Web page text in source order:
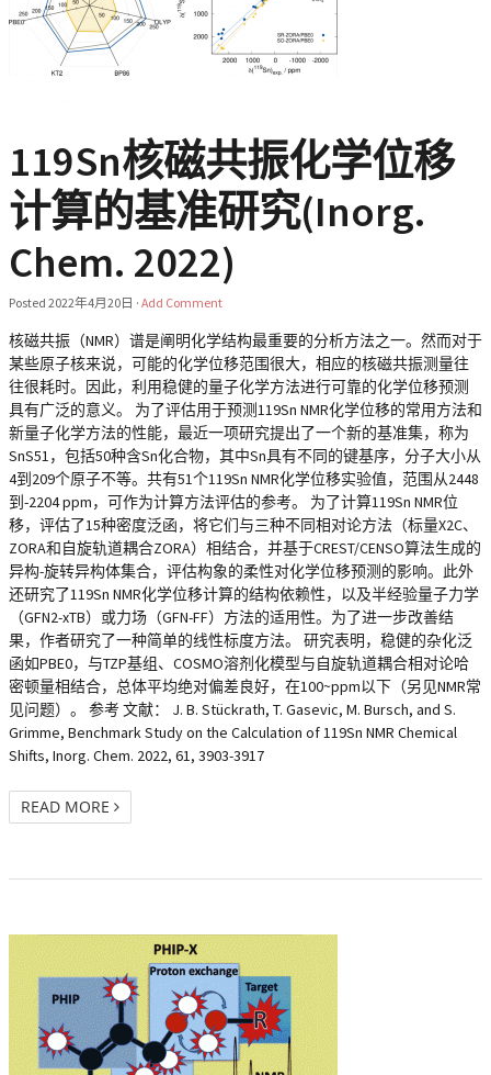
119Sn核磁共振化学位移
计算的基准研究(Inorg.
Chem. 2022)
Posted 2022年4月20日 · Add Comment
核磁共振（NMR）谱是阐明化学结构最重要的分析方法之一。然而对于
某些原子核来说，可能的化学位移范围很大，相应的核磁共振测量往
往很耗时。因此，利用稳健的量子化学方法进行可靠的化学位移预测
具有广泛的意义。 为了评估用于预测119Sn NMR化学位移的常用方法和
新量子化学方法的性能，最近一项研究提出了一个新的基准集，称为
SnS51，包括50种含Sn化合物，其中Sn具有不同的键基序，分子大小从
4到209个原子不等。共有51个119Sn NMR化学位移实验值，范围从2448
到-2204 ppm，可作为计算方法评估的参考。 为了计算119Sn NMR位
移，评估了15种密度泛函，将它们与三种不同相对论方法（标量X2C、
ZORA和自旋轨道耦合ZORA）相结合，并基于CREST/CENSO算法生成的
异构-旋转异构体集合，评估构象的柔性对化学位移预测的影响。此外
还研究了119Sn NMR化学位移计算的结构依赖性，以及半经验量子力学
（GFN2-xTB）或力场（GFN-FF）方法的适用性。为了进一步改善结
果，作者研究了一种简单的线性标度方法。 研究表明，稳健的杂化泛
函如PBE0，与TZP基组、COSMO溶剂化模型与自旋轨道耦合相对论哈
密顿量相结合，总体平均绝对偏差良好，在100~ppm以下（另见NMR常
见问题）。 参考 文献： J. B. Stückrath, T. Gasevic, M. Bursch, and S.
Grimme, Benchmark Study on the Calculation of 119Sn NMR Chemical
Shifts, Inorg. Chem. 2022, 61, 3903-3917
READ MORE